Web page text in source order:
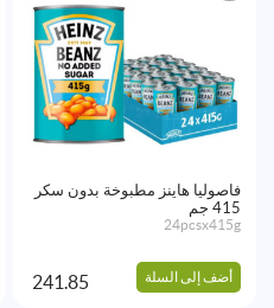
فاصوليا هاينز مطبوخة بدون سكر
415 جم
24pcsx415g
أضف إلى السلة 241.85